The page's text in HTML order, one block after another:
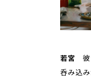
若宮
彼
呑み込